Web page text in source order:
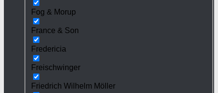
Fog & Morup
France & Son
Fredericia
Freischwinger
Friedrich Wilhelm Möller